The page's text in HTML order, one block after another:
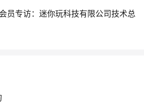
员专访：迷你玩科技有限公司技术总